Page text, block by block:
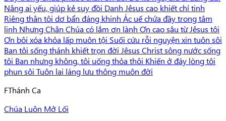
Nâng ai yếu, giúp kẻ suy đồi Danh Jêsus cao khiết chí tinh
Riêng thân tôi dơ bẩn đáng khinh Ác uế chứa đầy trong tâm
linh Nhưng Chân Chúa có lắm ơn lành Ơn cao sâu từ Jêsus tôi
Ơn bôi xóa khỏa lấp muôn tội Suối cứu rỗi nguyện xin tuôn sôi
Ban tôi sống thánh khiết trọn đời Jêsus Christ sông nước sống
tôi Ban nhưng không, tôi uống thỏa thôi Khiến ở đáy lòng tôi
phun sôi Tuôn lai láng lưu thông muôn đời
FThánh Ca
Chúa Luôn Mở Lối